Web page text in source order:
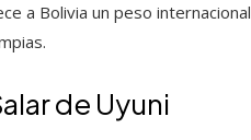
a Bolivia un peso
de Uyuni